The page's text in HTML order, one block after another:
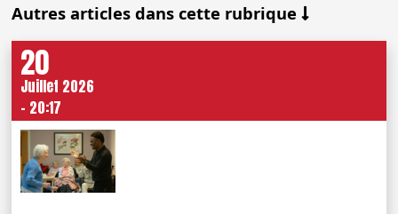
Autres articles dans cette rubrique
20
Juillet 2026
- 20:17